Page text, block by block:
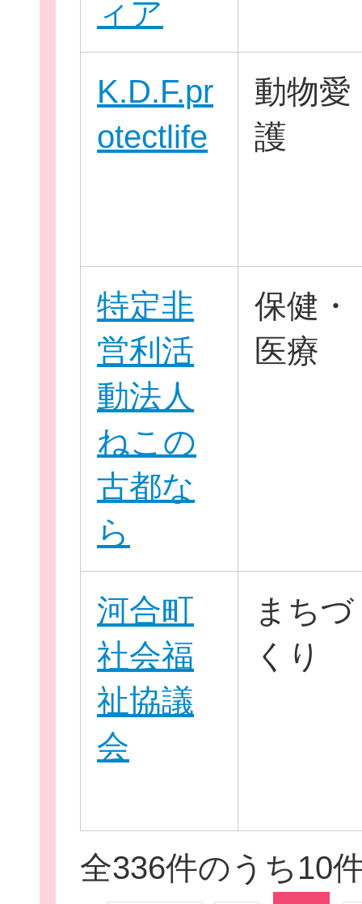
このサイトについて
サイトマップ
ィア
K.D.F.pr
otectlife
動物愛
護
特定非
営利活
動法人
ねこの
古都な
ら
保健・
医療
河合町
社会福
祉協議
会
まちづ
くり
全336件のうち10